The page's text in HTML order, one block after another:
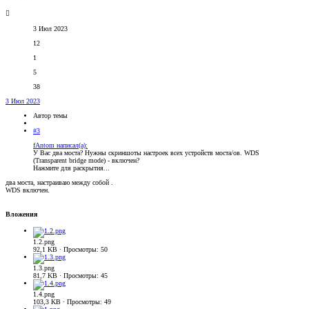
3 Июл 2023
12
1
5
38
3 Июл 2023
Автор темы
#3
fAntom написал(а):
У Вас два моста? Нужны скриншоты настроек всех устройств моста/ов. WDS
(Transparent bridge mode) - включен?
Нажмите для раскрытия...
два моста, настраиваю между собой .
WDS включен.
Вложения
1.2.png
92,1 KB · Просмотры: 50
1.3.png
81,7 KB · Просмотры: 45
1.4.png
103,3 KB · Просмотры: 49